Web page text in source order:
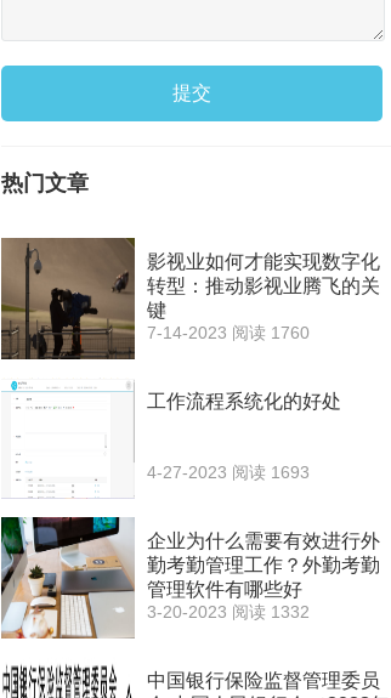
提交
热门文章
影视业如何才能实现数字化
转型：推动影视业腾飞的关
键
7-14-2023 阅读 1760
工作流程系统化的好处
4-27-2023 阅读 1693
企业为什么需要有效进行外
勤考勤管理工作？外勤考勤
管理软件有哪些好
3-20-2023 阅读 1332
中国银行保险监督管理委员